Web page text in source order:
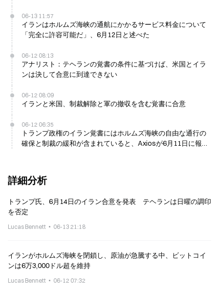
06-13 11:57
イランはホルムズ海峡の通航にかかるサービス料金について
「完全に許容可能だ」、6月12日と述べた
06-12 08:13
アナリスト：テヘランの覚書の条件に基づけば、米国とイラ
ンは決して合意に到達できない
06-12 08:09
イランと米国、制裁解除と軍の撤収を含む覚書に合意
06-12 06:35
トランプ政権のイラン覚書にはホルムズ海峡の自由な通行の
確保と制裁の緩和が含まれていると、Axiosが6月11日に報
詳細分析
トランプ氏、6月14日のイラン合意を発表 テヘランは日曜の調印
を否定
Lucas Bennett 06-13 21:18
イランがホルムズ海峡を閉鎖し、原油が急騰する中、ビットコイ
ンは6万3,000ドル超を維持
Lucas Bennett 06-12 07:32